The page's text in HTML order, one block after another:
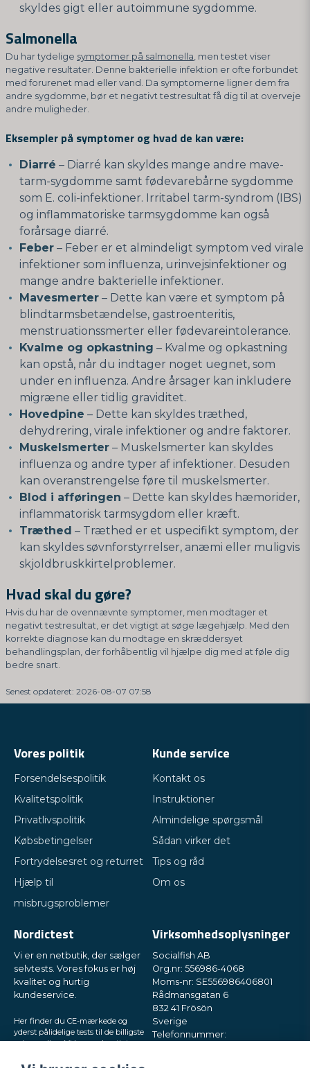
skyldes gigt eller autoimmune sygdomme.
Salmonella
Du har tydelige symptomer på salmonella , men testet viser
negative resultater. Denne bakterielle infektion er ofte forbundet
med forurenet mad eller vand. Da symptomerne ligner dem fra
andre sygdomme, bør et negativt testresultat få dig til at overveje
andre muligheder.
Eksempler på symptomer og hvad de kan være:
Diarré – Diarré kan skyldes mange andre mave-
tarm-sygdomme samt fødevarebårne sygdomme
som E. coli-infektioner. Irritabel tarm-syndrom (IBS)
og inflammatoriske tarmsygdomme kan også
forårsage diarré.
Feber – Feber er et almindeligt symptom ved virale
infektioner som influenza, urinvejsinfektioner og
mange andre bakterielle infektioner.
Mavesmerter – Dette kan være et symptom på
blindtarmsbetændelse, gastroenteritis,
menstruationssmerter eller fødevareintolerance.
Kvalme og opkastning – Kvalme og opkastning
kan opstå, når du indtager noget uegnet, som
under en influenza. Andre årsager kan inkludere
migræne eller tidlig graviditet.
Hovedpine – Dette kan skyldes træthed,
dehydrering, virale infektioner og andre faktorer.
Muskelsmerter – Muskelsmerter kan skyldes
influenza og andre typer af infektioner. Desuden
kan overanstrengelse føre til muskelsmerter.
Blod i afføringen – Dette kan skyldes hæmorider,
inflammatorisk tarmsygdom eller kræft.
Træthed – Træthed er et uspecifikt symptom, der
kan skyldes søvnforstyrrelser, anæmi eller muligvis
skjoldbruskkirtelproblemer.
Hvad skal du gøre?
Hvis du har de ovennævnte symptomer, men modtager et
negativt testresultat, er det vigtigt at søge lægehjælp. Med den
korrekte diagnose kan du modtage en skræddersyet
behandlingsplan, der forhåbentlig vil hjælpe dig med at føle dig
bedre snart.
Senest opdateret: 2026-08-07 07:58
Vores politik
Forsendelsespolitik
Kvalitetspolitik
Privatlivspolitik
Købsbetingelser
Fortrydelsesret og returret
Hjælp til
misbrugsproblemer
Kunde service
Kontakt os
Instruktioner
Almindelige spørgsmål
Sådan virker det
Tips og råd
Om os
Nordictest
Vi er en netbutik, der sælger
selvtests. Vores fokus er høj
kvalitet og hurtig
kundeservice.
Her finder du CE-mærkede og
yderst pålidelige tests til de billigste
priser online. Vi leverer hurtigt
diskrete pakker. Prøv os!
Virksomhedsoplysninger
Socialfish AB
Org.nr: 556986-4068
Moms-nr: SE556986406801
Rådmansgatan 6
832 41 Frösön
Sverige
Telefonnummer: